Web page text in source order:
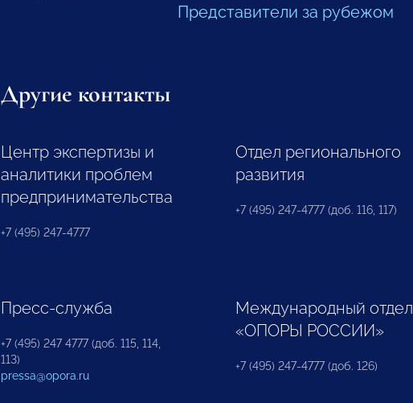
Представители за рубежом
Другие контакты
Центр экспертизы и
аналитики проблем
предпринимательства
+7 (495) 247-4777
Отдел регионального
развития
+7 (495) 247-4777 (доб. 116, 117)
Пресс-служба
+7 (495) 247 4777 (доб. 115, 114,
113)
pressa@opora.ru
Международный отдел
«ОПОРЫ РОССИИ»
+7 (495) 247-4777 (доб. 126)